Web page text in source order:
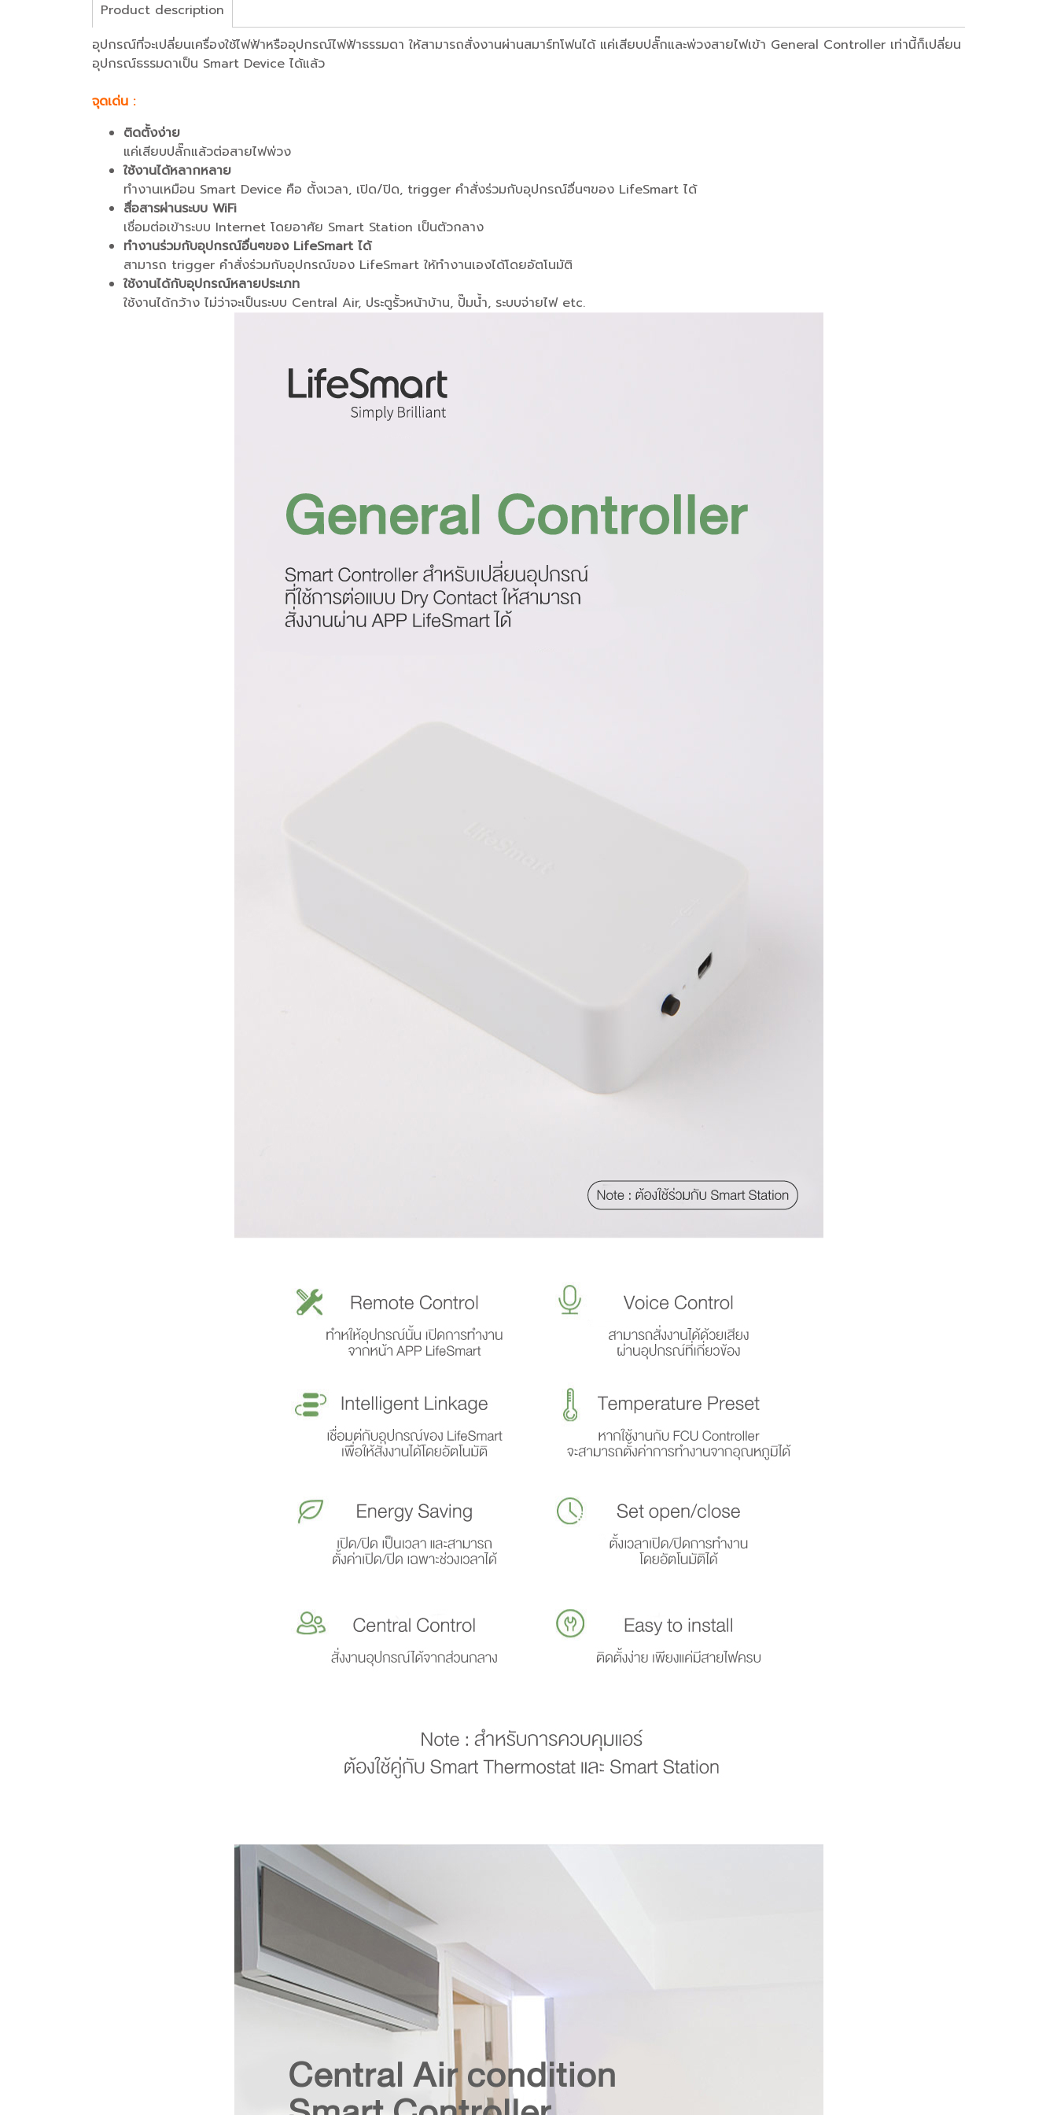
Product description
อุปกรณ์ที่จะเปลี่ยนเครื่องใช้ไฟฟ้าหรืออุปกรณ์ไฟฟ้าธรรมดา ให้สามารถสั่งงานผ่านสมาร์ทโฟนได้ แค่เสียบปลั๊กและพ่วงสายไฟเข้า General Controller เท่านี้ก็เปลี่ยน
อุปกรณ์ธรรมดาเป็น Smart Device ได้แล้ว
จุดเด่น :
ติดตั้งง่าย
แค่เสียบปลั๊กแล้วต่อสายไฟพ่วง
ใช้งานได้หลากหลาย
ทำงานเหมือน Smart Device คือ ตั้งเวลา, เปิด/ปิด, trigger คำสั่งร่วมกับอุปกรณ์อื่นๆของ LifeSmart ได้
สื่อสารผ่านระบบ WiFi
เชื่อมต่อเข้าระบบ Internet โดยอาศัย Smart Station เป็นตัวกลาง
ทำงานร่วมกับอุปกรณ์อื่นๆของ LifeSmart ได้
สามารถ trigger คำสั่งร่วมกับอุปกรณ์ของ LifeSmart ให้ทำงานเองได้โดยอัตโนมัติ
ใช้งานได้กับอุปกรณ์หลายประเภท
ใช้งานได้กว้าง ไม่ว่าจะเป็นระบบ Central Air, ประตูรั้วหน้าบ้าน, ปั๊มน้ำ, ระบบจ่ายไฟ etc.